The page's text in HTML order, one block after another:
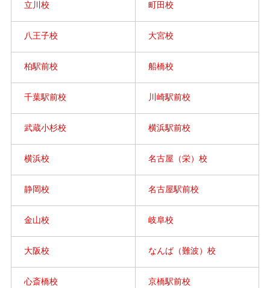
立川校 町田校
八王子校 大宮校
柏駅前校 船橋校
千葉駅前校 川崎駅前校
武蔵小杉校 横浜駅前校
横浜校 名古屋（栄）校
静岡校 名古屋駅前校
金山校 岐阜校
大阪校 なんば（難波）校
心斎橋校 京橋駅前校